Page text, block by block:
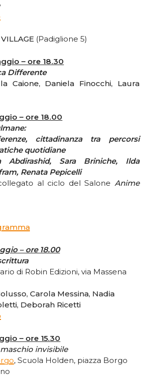
(Padiglione 5)
– ore 18.30
Differente
Caione, Daniela Finocchi, Laura
– ore 18.00
cittadinanza tra percorsi
quotidiane
Sara Briniche, Ilda
Renata Pepicelli
al ciclo del Salone Anime
– ore 18.00
di Robin Edizioni, via Massena
Carola Messina, Nadia
Deborah Ricetti
– ore 15.30
invisibile
, Scuola Holden, piazza Borgo